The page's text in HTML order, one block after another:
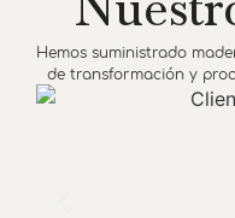
Hemos suministrado
de transformación y